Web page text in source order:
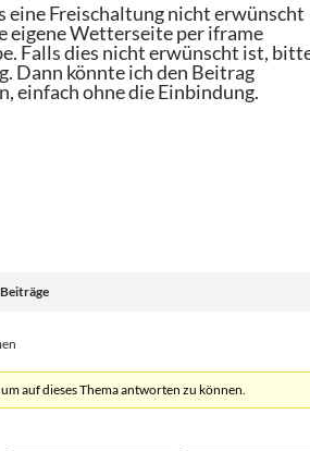
eine Freischaltung nicht erwünscht
eigene Wetterseite per iframe
Falls dies nicht erwünscht ist,
Dann könnte ich den Beitrag
einfach ohne die Einbindung.
Beiträge
auf dieses Thema antworten zu können.